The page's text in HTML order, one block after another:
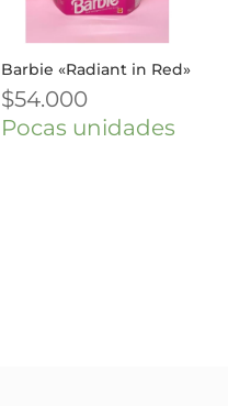
Barbie «Radiant in Red»
$54.000
Pocas unidades